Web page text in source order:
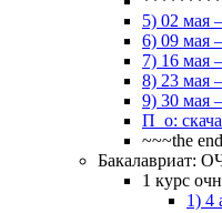
5) 02 мая
6) 09 мая
7) 16 мая
8) 23 мая
9) 30 мая
П_о:
~~~the
1 курс
1) 4